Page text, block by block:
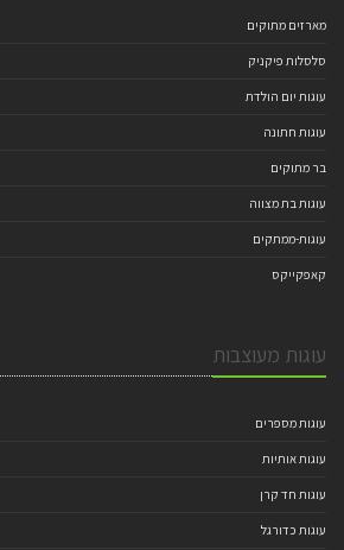
מארזים מתוקים
סלסלות פיקניק
עוגות יום הולדת
עוגות חתונה
בר מתוקים
עוגות בת מצווה
עוגות-ממתקים
קאפקייקס
עוגות מעוצבות
עוגות מספרים
עוגות אותיות
עוגות חד קרן
עוגות כדורגל